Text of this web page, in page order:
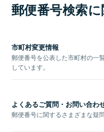
郵便番号検索
市町村変更情報
郵便番号を公表した市町村の一
しています。
よくあるご質問・お問い合わ
郵便番号に関するさまざまな疑